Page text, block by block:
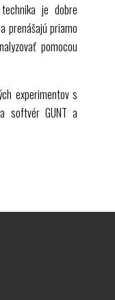
je dobre
prenášajú priamo
pomocou
experimentov s
softvér GUNT a